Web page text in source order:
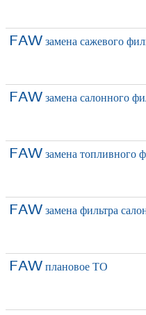
FAW замена сажевого
FAW замена салонного
FAW замена топливного
FAW замена фильтра
FAW плановое ТО